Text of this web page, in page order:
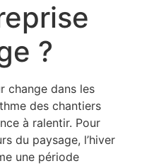
?
change dans les
des chantiers
à ralentir. Pour
du paysage, l’hiver
une période